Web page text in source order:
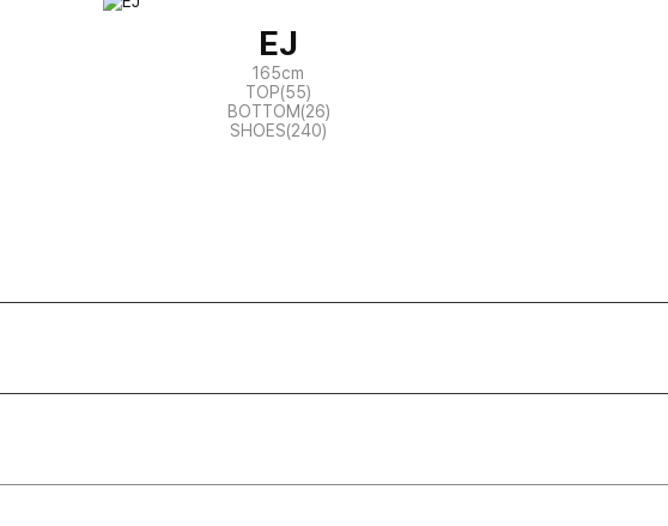
EJ
165cm
TOP(55)
BOTTOM(26)
SHOES(240)